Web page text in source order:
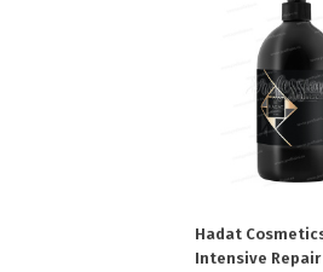
Hadat
Intensive Repair